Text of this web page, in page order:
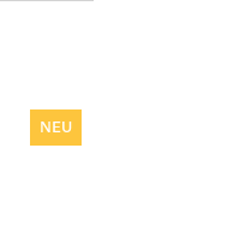
NEU